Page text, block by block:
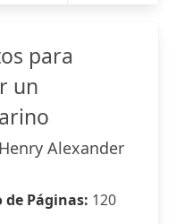
para
un
Henry Alexander
de Páginas: 120